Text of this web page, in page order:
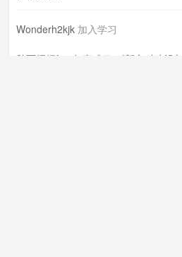
Wonderh2kjk 加入学习
秋雨梧桐fc95k 完成了 《新文科建设